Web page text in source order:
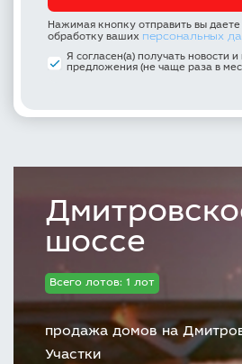
Нажимая кнопку отправить вы даете
обработку ваших персональных
Я согласен(а) получать новости и
предложения (не чаще раза в
шоссе
Всего лотов: 1 лот
продажа домов на
Участки